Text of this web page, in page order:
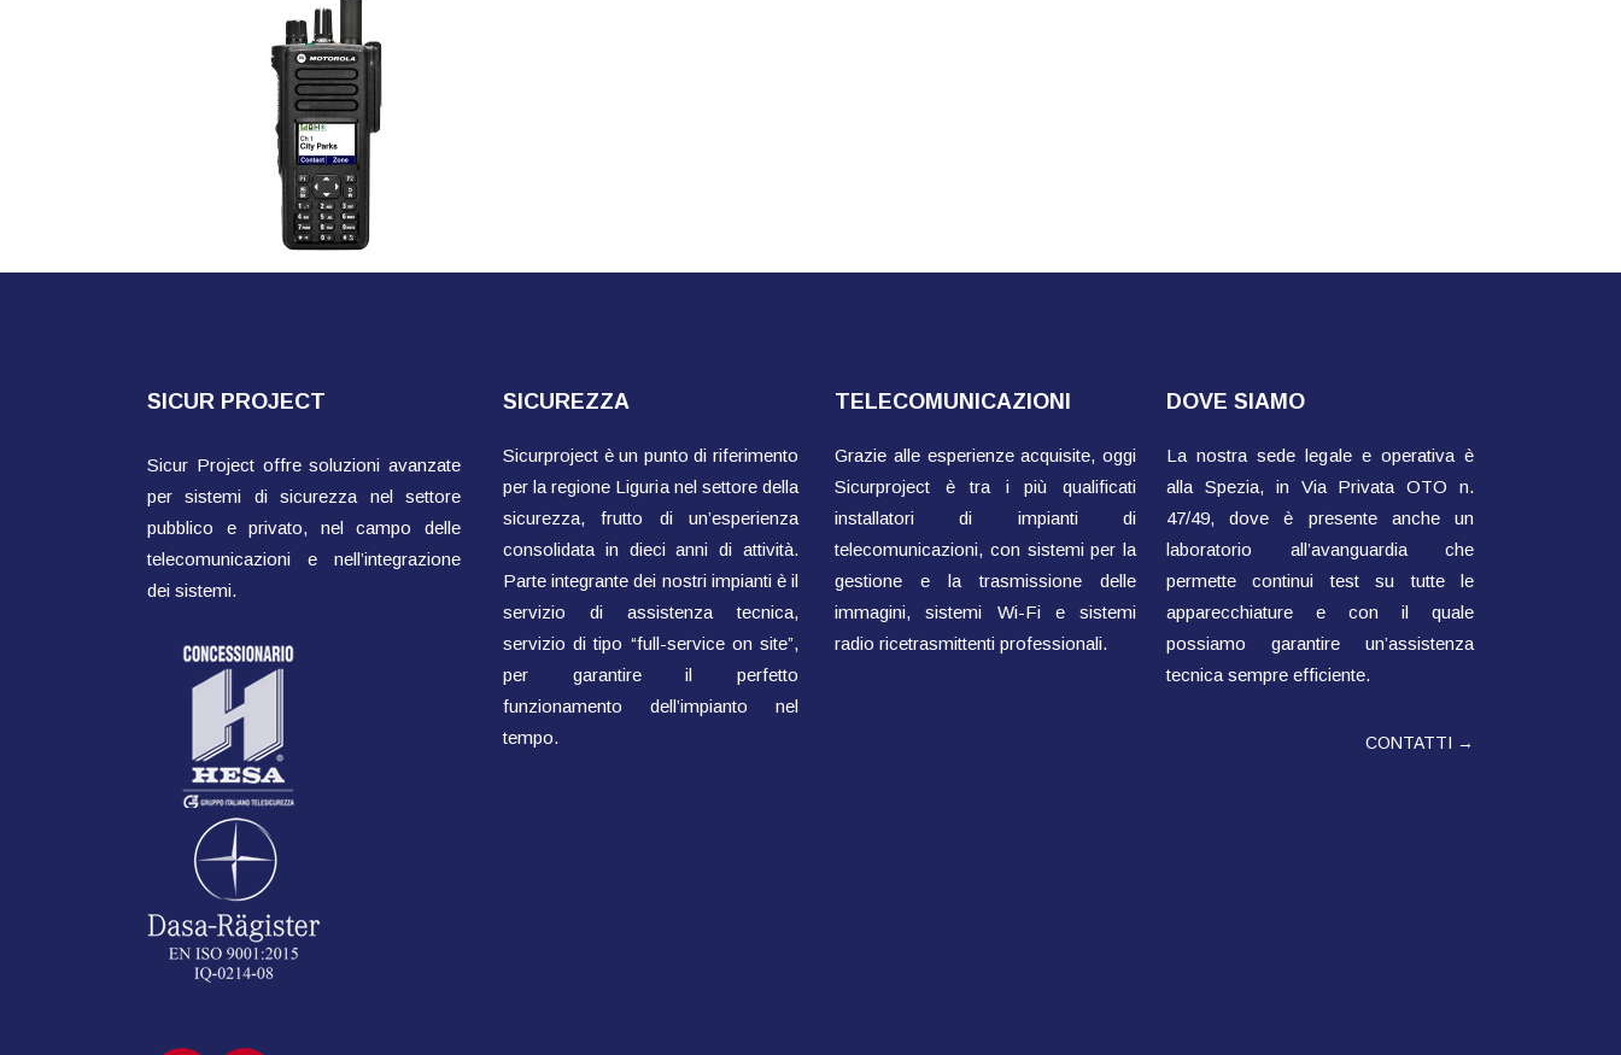
SICUR PROJECT
Sicur Project offre soluzioni avanzate
per sistemi di sicurezza nel settore
pubblico e privato, nel campo delle
telecomunicazioni e nell’integrazione
dei sistemi.
SICUREZZA
Sicurproject è un punto di riferimento
per la regione Liguria nel settore della
sicurezza, frutto di un’esperienza
consolidata in dieci anni di attività.
Parte integrante dei nostri impianti è il
servizio di assistenza tecnica,
servizio di tipo “full-service on site”,
per garantire il perfetto
funzionamento dell’impianto nel
tempo.
TELECOMUNICAZIONI
Grazie alle esperienze acquisite, oggi
Sicurproject è tra i più qualificati
installatori di impianti di
telecomunicazioni, con sistemi per la
gestione e la trasmissione delle
immagini, sistemi Wi-Fi e sistemi
radio ricetrasmittenti professionali.
DOVE SIAMO
La nostra sede legale e operativa è
alla Spezia, in Via Privata OTO n.
47/49, dove è presente anche un
laboratorio all’avanguardia che
permette continui test su tutte le
apparecchiature e con il quale
possiamo garantire un’assistenza
tecnica sempre efficiente.
CONTATTI →